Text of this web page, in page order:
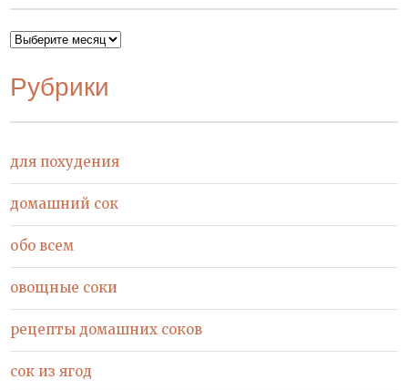
Архивы
Рубрики
для похудения
домашний сок
обо всем
овощные соки
рецепты домашних соков
сок из ягод